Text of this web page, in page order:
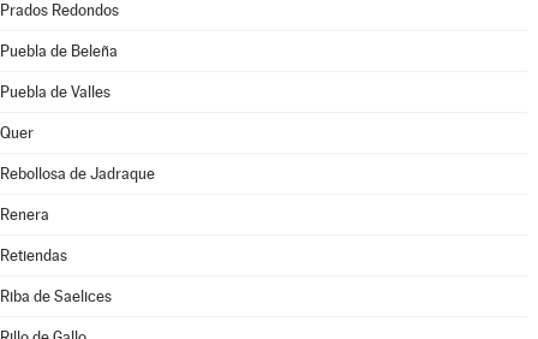
Prados Redondos
Puebla de Beleña
Puebla de Valles
Quer
Rebollosa de Jadraque
Renera
Retiendas
Riba de Saelices